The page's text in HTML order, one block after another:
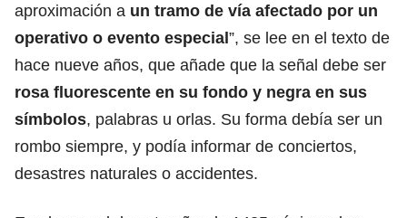
aproximación a un tramo de vía afectado por un
operativo o evento especial”, se lee en el texto de
hace nueve años, que añade que la señal debe ser
rosa fluorescente en su fondo y negra en sus
símbolos, palabras u orlas. Su forma debía ser un
rombo siempre, y podía informar de conciertos,
desastres naturales o accidentes.